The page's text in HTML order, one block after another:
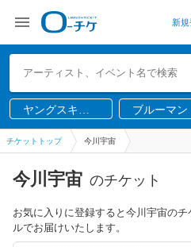
新
ヤングスキニ
ー
ブルーマン
チケットトップ 今川宇宙
今川宇宙 のチケット
お気に入りに登録すると今川宇宙の
ルでお届けいたします。